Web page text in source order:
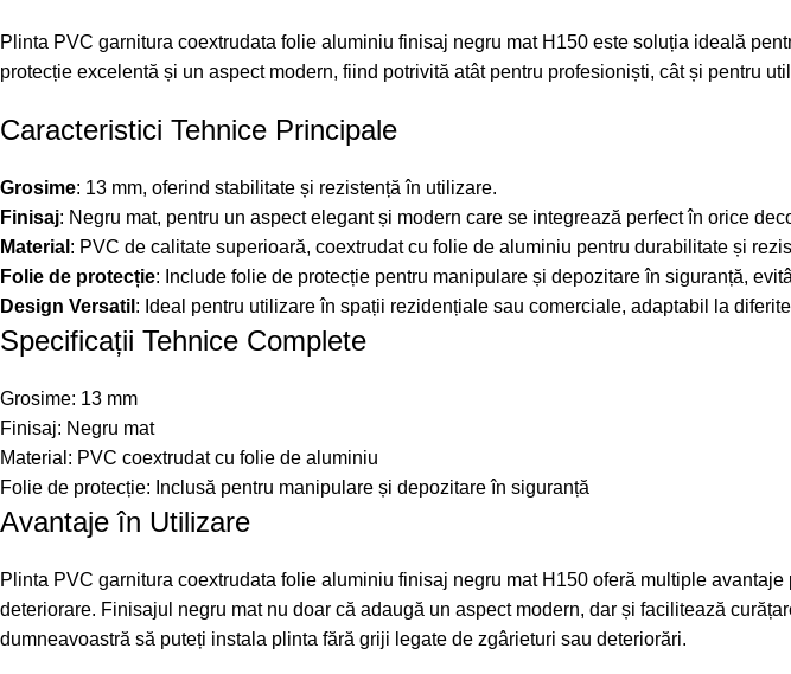
Plinta PVC garnitura coextrudata folie aluminiu finisaj negru mat H150 este soluția ideală
protecție excelentă și un aspect modern, fiind potrivită atât pentru profesioniști, cât și pentru
Caracteristici Tehnice Principale
Grosime: 13 mm, oferind stabilitate și rezistență în utilizare.
Finisaj: Negru mat, pentru un aspect elegant și modern care se integrează perfect în orice
Material : PVC de calitate superioară, coextrudat cu folie de aluminiu pentru durabilitate și
Folie de protecție: Include folie de protecție pentru manipulare și depozitare în siguranță,
Design Versatil : Ideal pentru utilizare în spații rezidențiale sau comerciale, adaptabil la
Specificații Tehnice Complete
Grosime: 13 mm
Finisaj: Negru mat
Material: PVC coextrudat cu folie de aluminiu
Folie de protecție: Inclusă pentru manipulare și depozitare în siguranță
Avantaje în Utilizare
Plinta PVC garnitura coextrudata folie aluminiu finisaj negru mat H150 oferă multiple
deteriorare. Finisajul negru mat nu doar că adaugă un aspect modern, dar și facilitează
dumneavoastră să puteți instala plinta fără griji legate de zgârieturi sau deteriorări.